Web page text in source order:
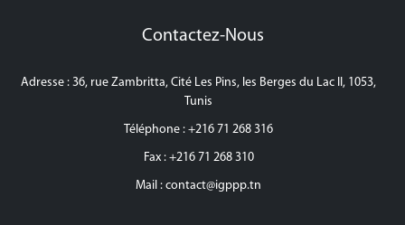
Contactez-Nous
Adresse : 36, rue Zambritta, Cité Les Pins, les Berges du Lac II, 1053,
Tunis
Téléphone : +216 71 268 316
Fax : +216 71 268 310
Mail :contact@igppp.tn